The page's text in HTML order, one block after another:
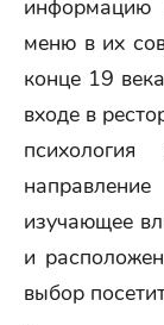
информацию
меню в их
конце 19
входе в
изучающее
и
выбор